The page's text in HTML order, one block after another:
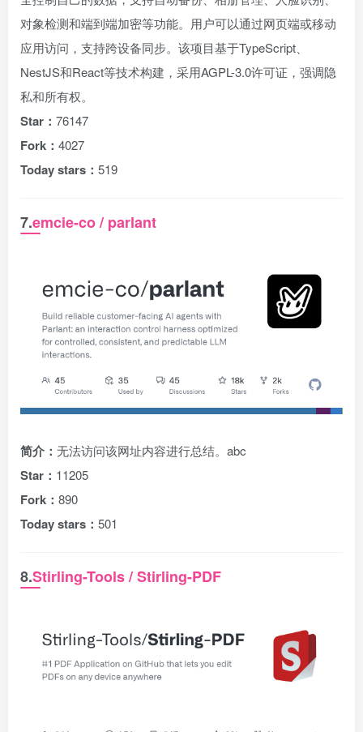
对象检测和端到端加密等功能。用户可以通过网页端或移动
应用访问，支持跨设备同步。该项目基于TypeScript、
NestJS和React等技术构建，采用AGPL-3.0许可证，强调隐
私和所有权。
Star： 76147
Fork： 4027
Today stars： 519
7.emcie-co / parlant
简介： 无法访问该网址内容进行总结。abc
Star： 11205
Fork： 890
Today stars： 501
8.Stirling-Tools / Stirling-PDF